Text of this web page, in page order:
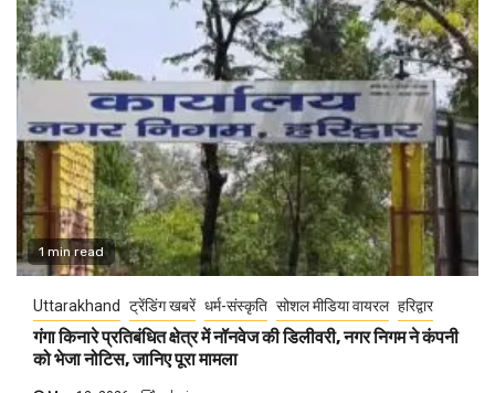
1 min read
Uttarakhand ट्रेंडिंग खबरें धर्म-संस्कृति सोशल मीडिया वायरल हरिद्वार
गंगा किनारे प्रतिबंधित क्षेत्र में नॉनवेज की डिलीवरी, नगर निगम ने कंपनी
को भेजा नोटिस, जानिए पूरा मामला